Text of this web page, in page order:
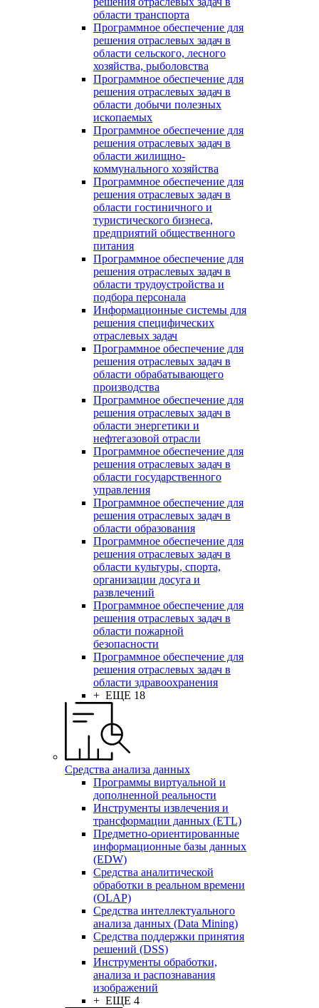
области транспорта
Программное обеспечение для
решения отраслевых задач в
области сельского, лесного
хозяйства, рыболовства
Программное обеспечение для
решения отраслевых задач в
области добычи полезных
ископаемых
Программное обеспечение для
решения отраслевых задач в
области жилищно-
коммунального хозяйства
Программное обеспечение для
решения отраслевых задач в
области гостиничного и
туристического бизнеса,
предприятий общественного
питания
Программное обеспечение для
решения отраслевых задач в
области трудоустройства и
подбора персонала
Информационные системы для
решения специфических
отраслевых задач
Программное обеспечение для
решения отраслевых задач в
области обрабатывающего
производства
Программное обеспечение для
решения отраслевых задач в
области энергетики и
нефтегазовой отрасли
Программное обеспечение для
решения отраслевых задач в
области государственного
управления
Программное обеспечение для
решения отраслевых задач в
области образования
Программное обеспечение для
решения отраслевых задач в
области культуры, спорта,
организации досуга и
развлечений
Программное обеспечение для
решения отраслевых задач в
области пожарной
безопасности
Программное обеспечение для
решения отраслевых задач в
области здравоохранения
+ ЕЩЕ 18
Средства анализа данных
Программы виртуальной и
дополненной реальности
Инструменты извлечения и
трансформации данных (ETL)
Предметно-ориентированные
информационные базы данных
(EDW)
Средства аналитической
обработки в реальном времени
(OLAP)
Средства интеллектуального
анализа данных (Data Mining)
Средства поддержки принятия
решений (DSS)
Инструменты обработки,
анализа и распознавания
изображений
+ ЕЩЕ 4